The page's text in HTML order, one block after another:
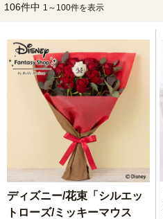
106件中 1～100件を表示
ディズニー/花束「シルエッ
トローズ/ミッキーマウス